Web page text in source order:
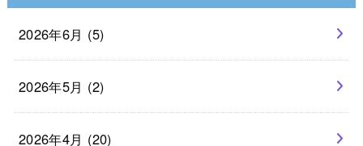
2026年6月 (5)
2026年5月 (2)
2026年4月 (20)